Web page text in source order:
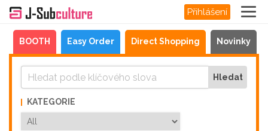
Přihlášení
BOOTH Easy Order Direct Shopping Novinky
KATEGORIE